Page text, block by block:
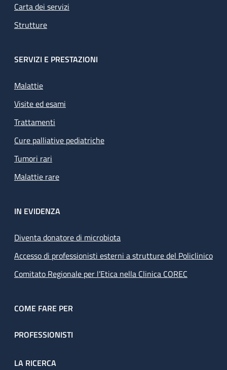
Carta dei servizi
Strutture
SERVIZI E PRESTAZIONI
Malattie
Visite ed esami
Trattamenti
Cure palliative pediatriche
Tumori rari
Malattie rare
IN EVIDENZA
Diventa donatore di microbiota
Accesso di professionisti esterni a strutture del Policlinico
Comitato Regionale per l’Etica nella Clinica COREC
COME FARE PER
PROFESSIONISTI
LA RICERCA